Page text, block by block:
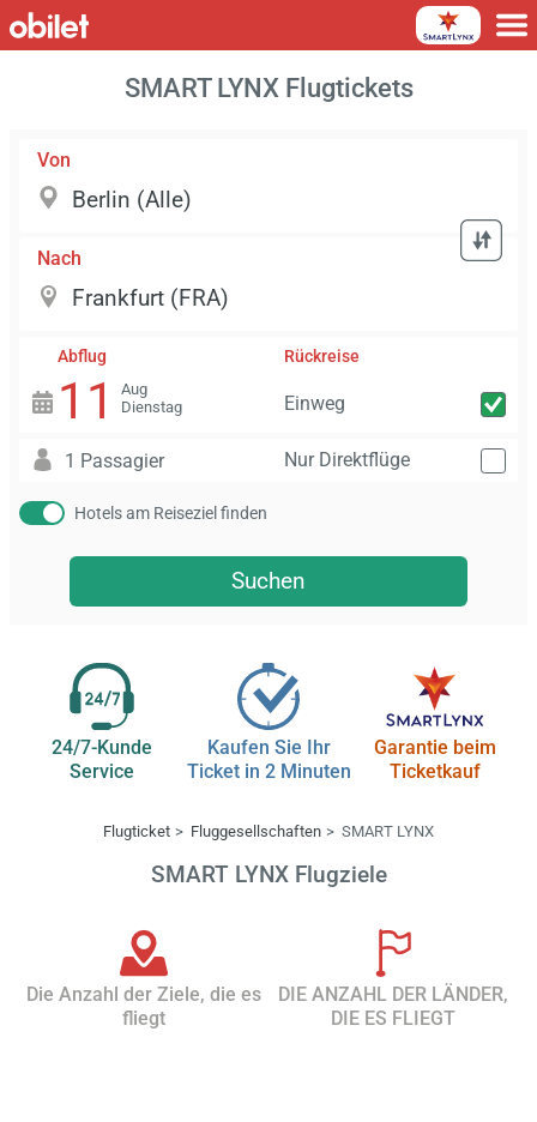
SMART LYNX Flugtickets
Von
Nach
Abflug
11
Aug
Dienstag
Rückreise
Einweg
1 Passagier Nur Direktflüge
Hotels am Reiseziel finden
Suchen
24/7-Kunde
Service
Kaufen Sie Ihr
Ticket in 2 Minuten
Garantie beim
Ticketkauf
Flugticket Fluggesellschaften SMART LYNX
SMART LYNX Flugziele
Die Anzahl der Ziele, die es
fliegt
DIE ANZAHL DER LÄNDER,
DIE ES FLIEGT